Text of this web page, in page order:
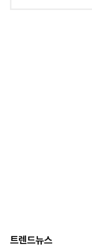
트렌드뉴스